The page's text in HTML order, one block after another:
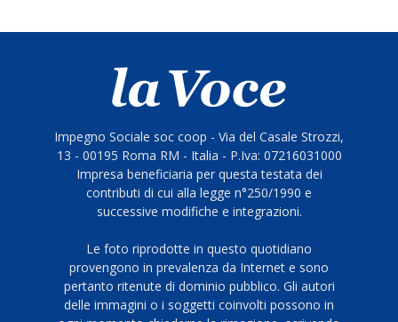
Impegno Sociale soc coop - Via del Casale Strozzi,
13 - 00195 Roma RM - Italia - P.Iva: 07216031000
Impresa beneficiaria per questa testata dei
contributi di cui alla legge n°250/1990 e
successive modifiche e integrazioni.
Le foto riprodotte in questo quotidiano
provengono in prevalenza da Internet e sono
pertanto ritenute di dominio pubblico. Gli autori
delle immagini o i soggetti coinvolti possono in